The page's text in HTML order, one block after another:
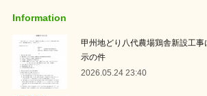
Information
甲州地どり八代農場鶏舎新設工
示の件
2026.05.24 23:40